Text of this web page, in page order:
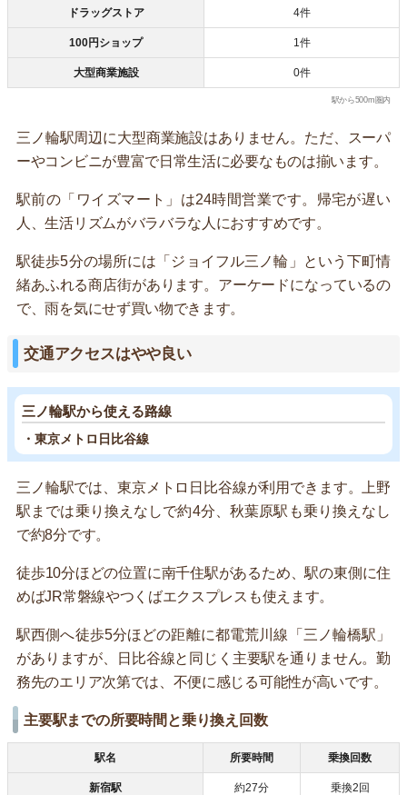
ドラッグストア 4件
100円ショップ 1件
大型商業施設 0件
駅から500m圏内
三ノ輪駅周辺に大型商業施設はありません。ただ、スーパ
ーやコンビニが豊富で日常生活に必要なものは揃います。
駅前の「ワイズマート」は24時間営業です。帰宅が遅い
人、生活リズムがバラバラな人におすすめです。
駅徒歩5分の場所には「ジョイフル三ノ輪」という下町情
緒あふれる商店街があります。アーケードになっているの
で、雨を気にせず買い物できます。
交通アクセスはやや良い
三ノ輪駅から使える路線
・東京メトロ日比谷線
三ノ輪駅では、東京メトロ日比谷線が利用できます。上野
駅までは乗り換えなしで約4分、秋葉原駅も乗り換えなし
で約8分です。
徒歩10分ほどの位置に南千住駅があるため、駅の東側に住
めばJR常磐線やつくばエクスプレスも使えます。
駅西側へ徒歩5分ほどの距離に都電荒川線「三ノ輪橋駅」
がありますが、日比谷線と同じく主要駅を通りません。勤
務先のエリア次第では、不便に感じる可能性が高いです。
主要駅までの所要時間と乗り換え回数
駅名 所要時間 乗換回数
新宿駅 約27分 乗換2回